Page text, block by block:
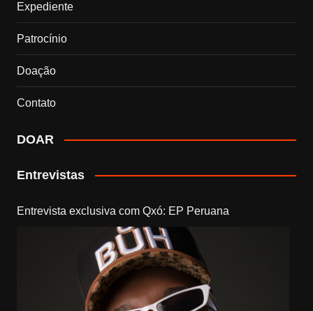
Expediente
Patrocínio
Doação
Contato
DOAR
Entrevistas
Entrevista exclusiva com Qxó: EP Peruana